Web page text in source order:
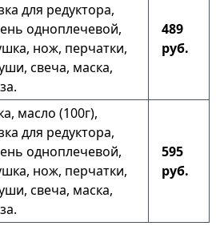
для редуктора,
одноплечевой,
нож, перчатки,
свеча, маска,
489
руб.
масло (100г),
для редуктора,
одноплечевой,
нож, перчатки,
свеча, маска,
595
руб.